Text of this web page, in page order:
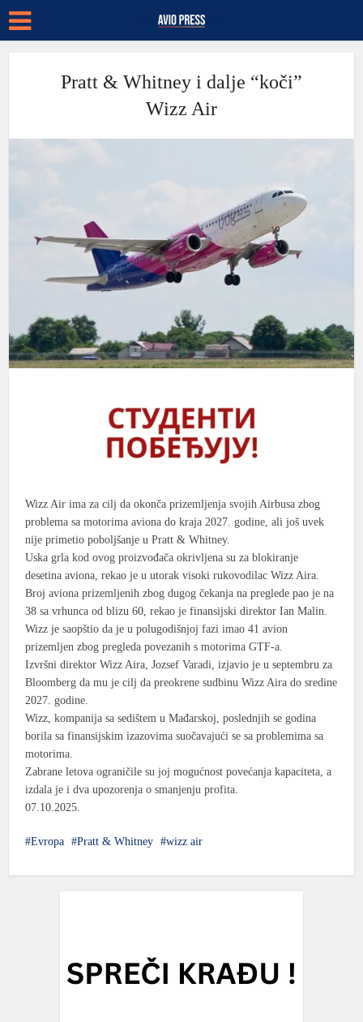
Pratt & Whitney i dalje “koči”
Wizz Air
Wizz Air ima za cilj da okonča prizemljenja svojih Airbusa zbog
problema sa motorimaaviona do kraja 2027. godine, ali još uvek
nije primetio poboljšanje u Pratt & Whitney.
Uska grla kod ovog proizvođača okrivljena su za blokiranje
desetina aviona, rekao je u utorak visoki rukovodilac Wizz Aira.
Broj aviona prizemljenih zbog dugog čekanja na preglede pao je na
38 sa vrhunca od blizu 60, rekao je finansijski direktor Ian Malin.
Wizz je saopštio da je upolugodišnjoj fazi imao 41 avion
prizemljen zbog pregleda povezanih s motorima GTF-a.
Izvršni direktor Wizz Aira, Jozsef Varadi, izjavio je u septembru za
Bloomberg da mu je cilj da preokrene sudbinu Wizz Aira do sredine
2027. godine.
Wizz, kompanija sa sedištem u Mađarskoj, poslednjih se godina
borila sa finansijskim izazovima suočavajući se sa problemima sa
motorima.
Zabrane letova ograničile su joj mogućnost povećanja kapaciteta, a
izdala je i dva upozorenja o smanjenju profita.
07.10.2025.
Evropa Pratt & Whitney wizz air